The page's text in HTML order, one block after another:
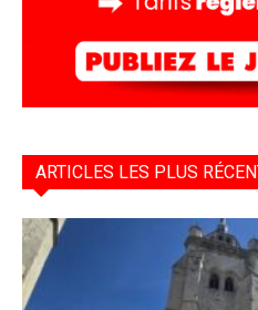
ARTICLES LES PLUS